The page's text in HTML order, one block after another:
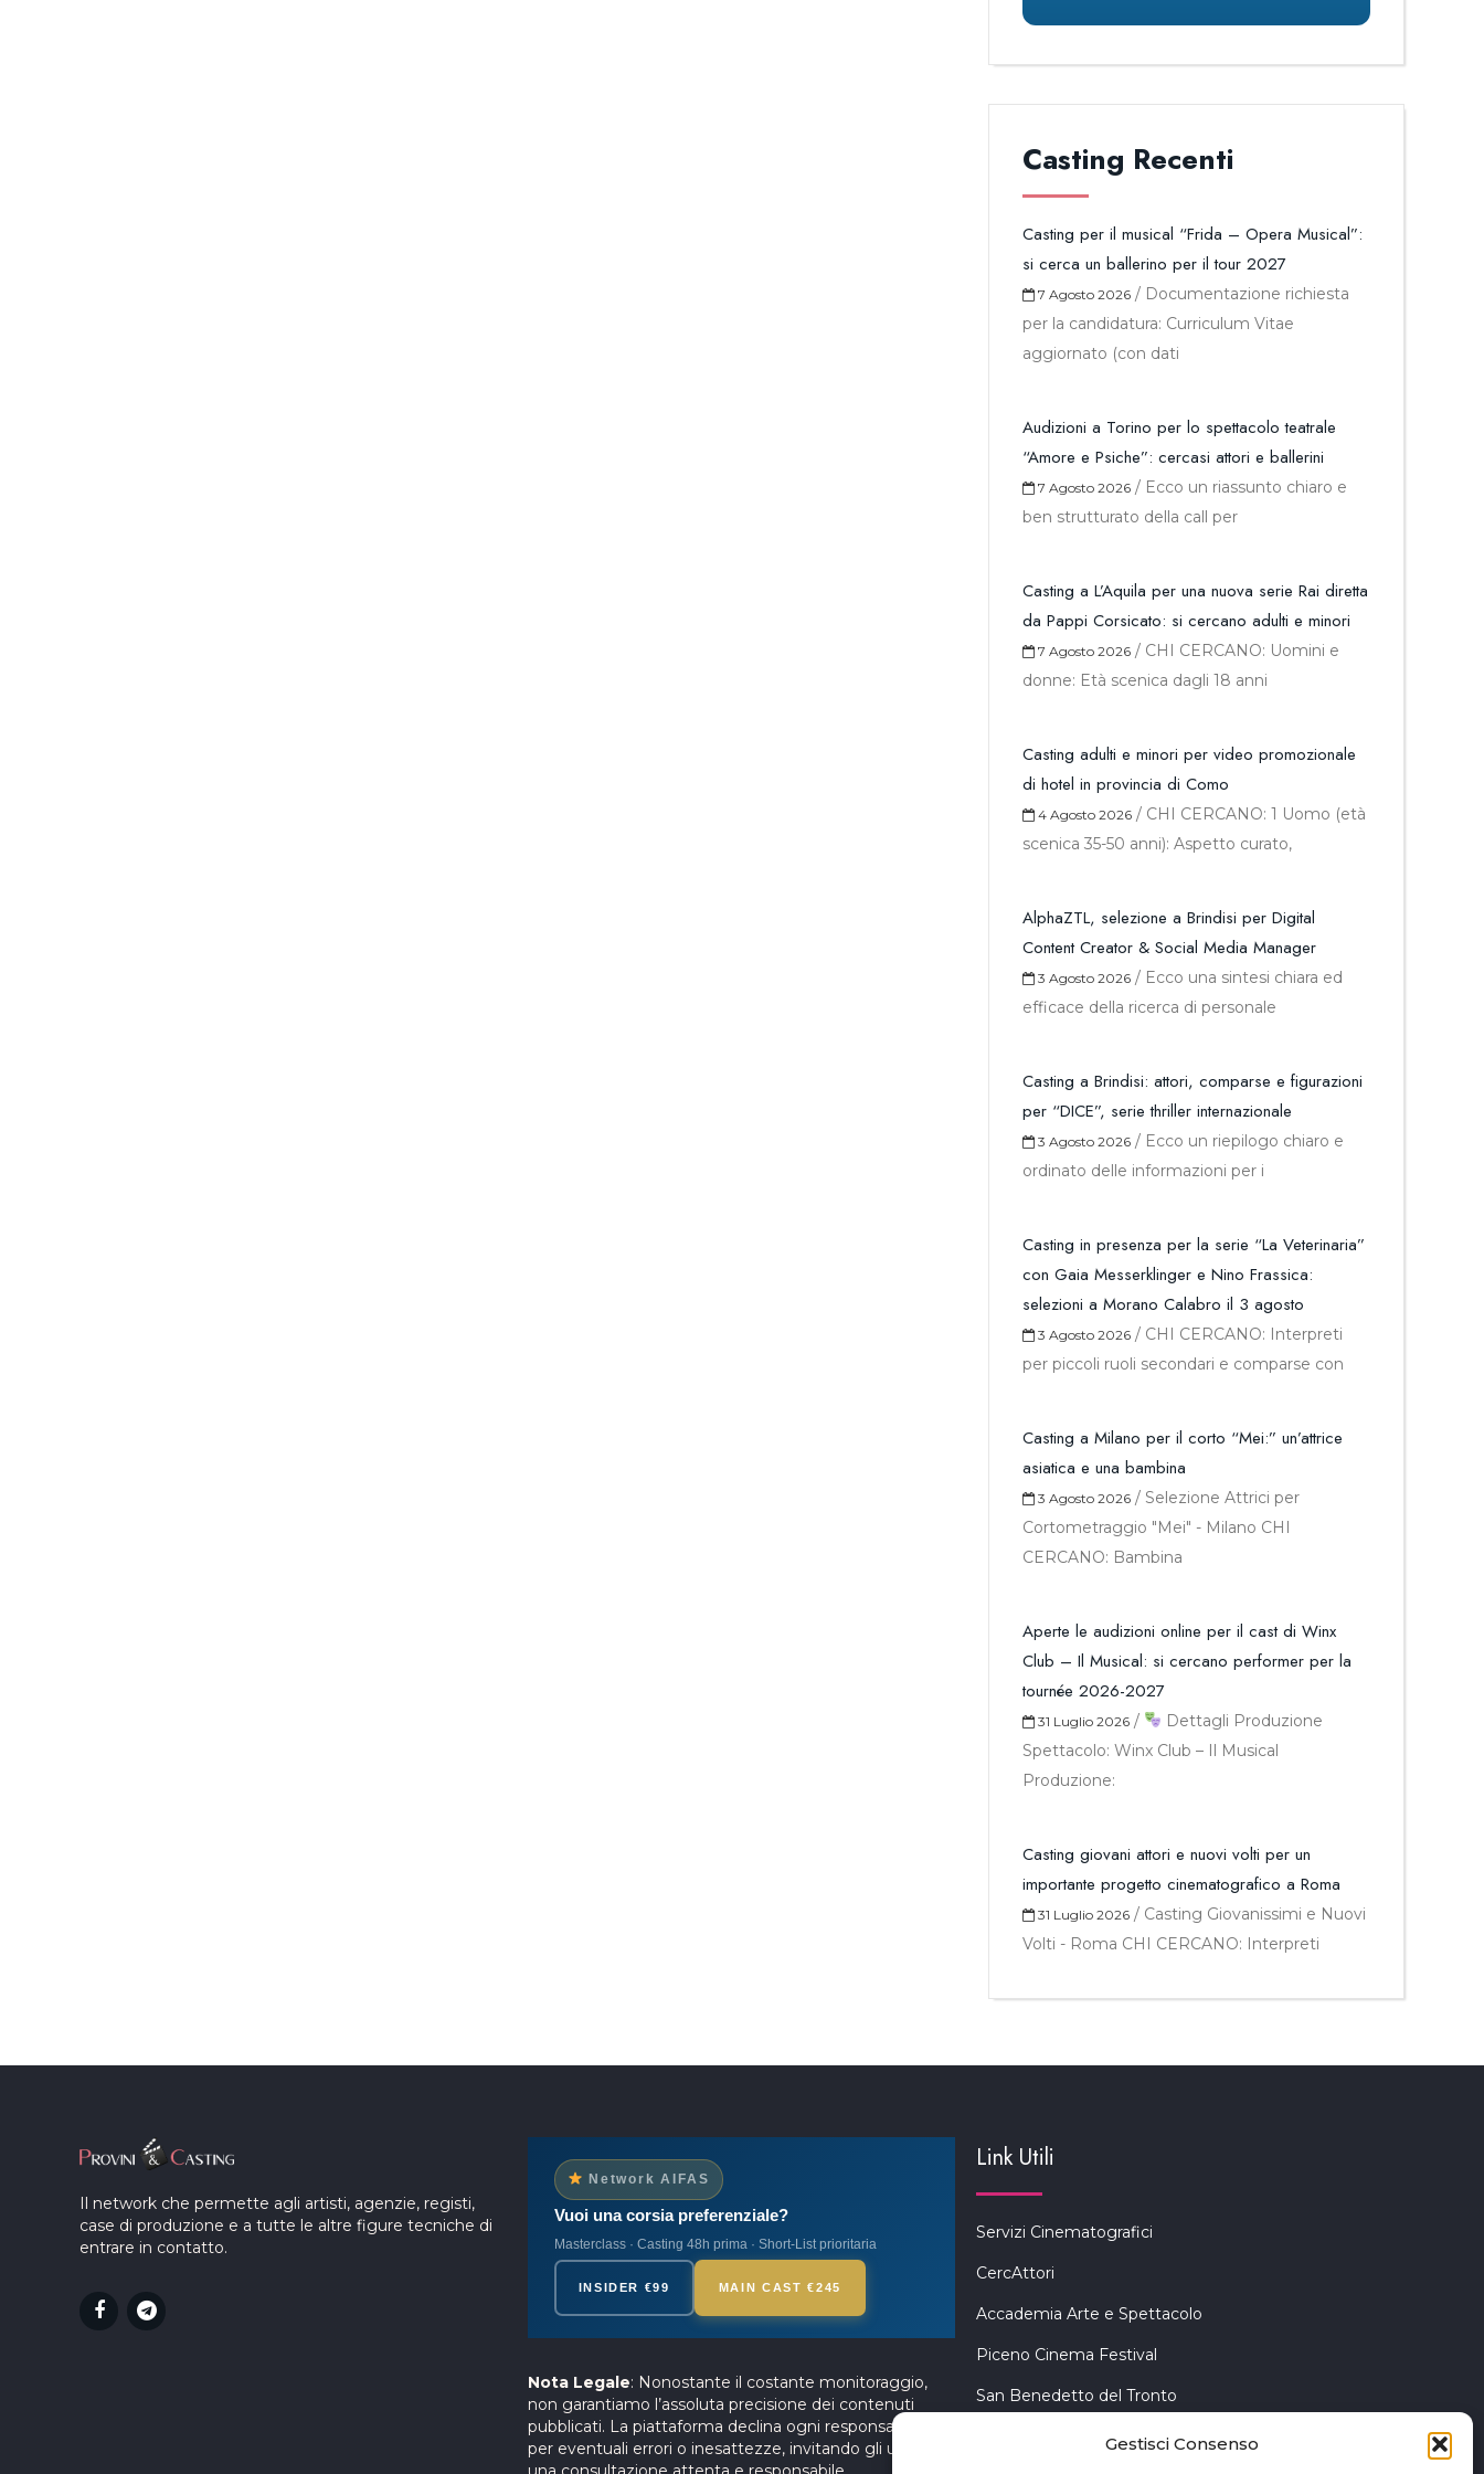
Gestisci Consenso
Casting Recenti
Casting per il musical “Frida – Opera Musical”:
si cerca un ballerino per il tour 2027
7 Agosto 2026 / Documentazione richiesta
per la candidatura: Curriculum Vitae
aggiornato (con dati
Audizioni a Torino per lo spettacolo teatrale
“Amore e Psiche”: cercasi attori e ballerini
7 Agosto 2026 / Ecco un riassunto chiaro e
ben strutturato della call per
Casting a L’Aquila per una nuova serie Rai diretta
da Pappi Corsicato: si cercano adulti e minori
7 Agosto 2026 / CHI CERCANO: Uomini e
donne: Età scenica dagli 18 anni
Casting adulti e minori per video promozionale
di hotel in provincia di Como
4 Agosto 2026 / CHI CERCANO: 1 Uomo (età
scenica 35-50 anni): Aspetto curato,
AlphaZTL, selezione a Brindisi per Digital
Content Creator & Social Media Manager
3 Agosto 2026 / Ecco una sintesi chiara ed
efficace della ricerca di personale
Casting a Brindisi: attori, comparse e figurazioni
per “DICE”, serie thriller internazionale
3 Agosto 2026 / Ecco un riepilogo chiaro e
ordinato delle informazioni per i
Casting in presenza per la serie “La Veterinaria”
con Gaia Messerklinger e Nino Frassica:
selezioni a Morano Calabro il 3 agosto
3 Agosto 2026 / CHI CERCANO: Interpreti
per piccoli ruoli secondari e comparse con
Casting a Milano per il corto “Mei:” un’attrice
asiatica e una bambina
3 Agosto 2026 / Selezione Attrici per
Cortometraggio "Mei" - Milano CHI
CERCANO: Bambina
Aperte le audizioni online per il cast di Winx
Club – Il Musical: si cercano performer per la
tournée 2026-2027
31 Luglio 2026 /
Dettagli Produzione
Spettacolo: Winx Club – Il Musical
Produzione:
Casting giovani attori e nuovi volti per un
importante progetto cinematografico a Roma
31 Luglio 2026 / Casting Giovanissimi e Nuovi
Volti - Roma CHI CERCANO: Interpreti
Il network che permette agli artisti, agenzie, registi,
case di produzione e a tutte le altre figure tecniche di
entrare in contatto.
Network AIFAS
Vuoi una corsia preferenziale?
Masterclass · Casting 48h prima · Short-List prioritaria
INSIDER €99 MAIN CAST €245
Nota Legale: Nonostante il costante monitoraggio,
non garantiamo l’assoluta precisione dei contenuti
pubblicati. La piattaforma declina ogni responsabilità
per eventuali errori o inesattezze, invitando gli utenti a
Link Utili
Servizi Cinematografici
CercAttori
Accademia Arte e Spettacolo
Piceno Cinema Festival
San Benedetto del Tronto